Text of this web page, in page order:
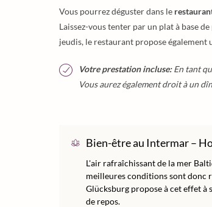
Vous pourrez déguster dans le
Laissez-vous tenter par un plat à base
jeudis, le restaurant propose également
Votre prestation incluse:En tant
Vous aurez également droit à un
Bien-être au Intermar –
L'air rafraîchissant de la mer
meilleures conditions sont donc
Glücksburg propose à cet effet à
de repos.